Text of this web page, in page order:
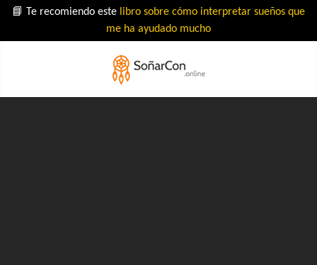
📘 Te recomiendo este libro sobre cómo interpretar sueños que
me ha ayudado mucho